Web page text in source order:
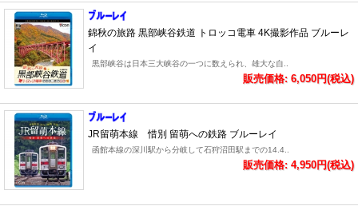
錦秋の旅路 黒部峡谷鉄道 トロッコ電車 4K撮影作品 ブルーレ
イ
黒部峡谷は日本三大峡谷の一つに数えられ、雄大な自..
販売価格: 6,050円(税込)
JR留萌本線 惜別 留萌への鉄路 ブルーレイ
函館本線の深川駅から分岐して石狩沼田駅までの14.4..
販売価格: 4,950円(税込)